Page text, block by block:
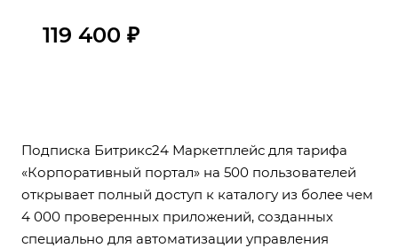
119 400 ₽
Подписка Битрикс24 Маркетплейс для тарифа
«Корпоративный портал» на 500 пользователей
открывает полный доступ к каталогу из более чем
4 000 проверенных приложений, созданных
специально для автоматизации управления